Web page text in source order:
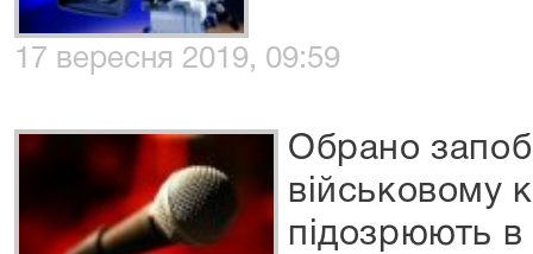
17 вересня 2019, 09:59
Обрано
військовому
підозрюють в